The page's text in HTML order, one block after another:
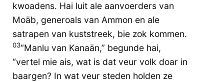
kwoadens. Hai luit ale aanvoerders van
Moäb, generoals van Ammon en ale
satrapen van kuststreek, bie zok kommen.
03“Manlu van Kanaän,” begunde hai,
“vertel mie ais, wat is dat veur volk doar in
baargen? In wat veur steden holden ze